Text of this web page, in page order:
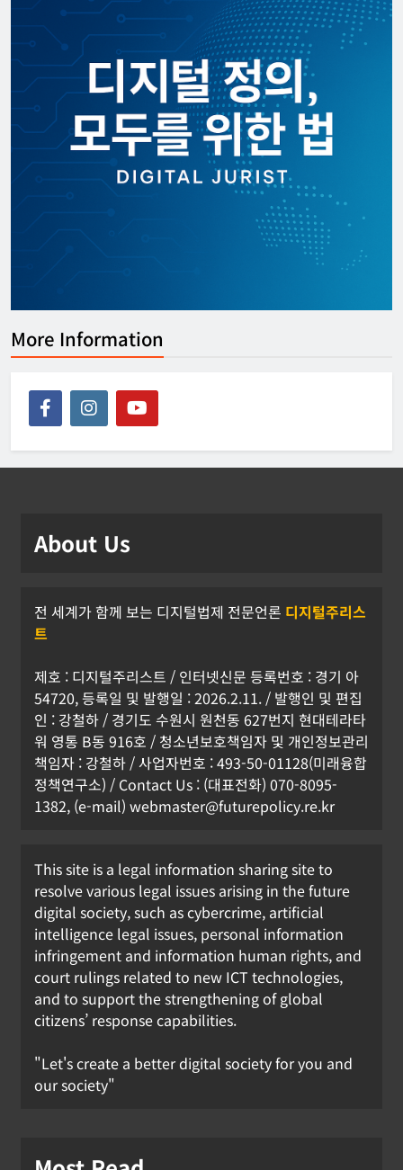
More Information
About Us
전 세계가 함께 보는 디지털법제 전문언론 디지털주리스
트
제호 : 디지털주리스트 / 인터넷신문 등록번호 : 경기 아
54720, 등록일 및 발행일 : 2026.2.11. / 발행인 및 편집
인 : 강철하 / 경기도 수원시 원천동 627번지 현대테라타
워 영통 B동 916호 / 청소년보호책임자 및 개인정보관리
책임자 : 강철하 / 사업자번호 : 493-50-01128(미래융합
정책연구소) / Contact Us : (대표전화) 070-8095-
1382, (e-mail) webmaster@futurepolicy.re.kr
This site is a legal information sharing site to
resolve various legal issues arising in the future
digital society, such as cybercrime, artificial
intelligence legal issues, personal information
infringement and information human rights, and
court rulings related to new ICT technologies,
and to support the strengthening of global
citizens’ response capabilities.
"Let's create a better digital society for you and
our society"